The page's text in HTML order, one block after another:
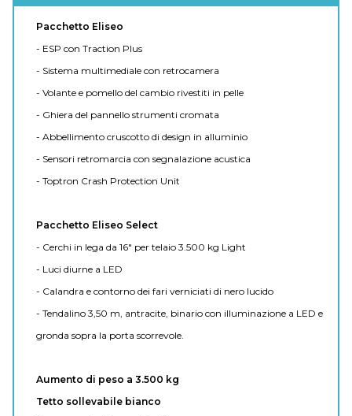
Pacchetto Eliseo
- ESP con Traction Plus
- Sistema multimediale con retrocamera
- Volante e pomello del cambio rivestiti in pelle
- Ghiera del pannello strumenti cromata
- Abbellimento cruscotto di design in alluminio
- Sensori retromarcia con segnalazione acustica
- Toptron Crash Protection Unit
Pacchetto Eliseo Select
- Cerchi in lega da 16" per telaio 3.500 kg Light
- Luci diurne a LED
- Calandra e contorno dei fari verniciati di nero lucido
- Tendalino 3,50 m, antracite, binario con illuminazione a LED e
gronda sopra la porta scorrevole.
Aumento di peso a 3.500 kg
Tetto sollevabile bianco